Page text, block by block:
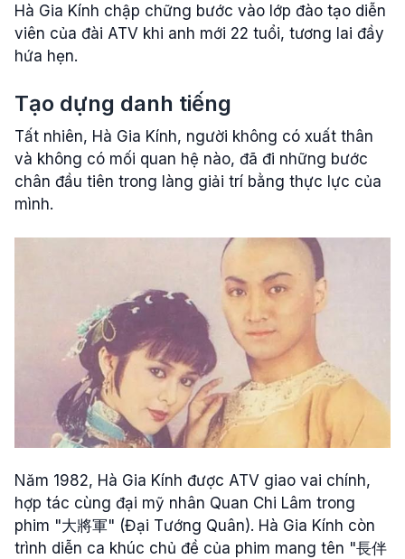
Hà Gia Kính chập chững bước vào lớp đào tạo diễn
viên của đài ATV khi anh mới 22 tuổi, tương lai đầy
hứa hẹn.
Tạo dựng danh tiếng
Tất nhiên, Hà Gia Kính, người không có xuất thân
và không có mối quan hệ nào, đã đi những bước
chân đầu tiên trong làng giải trí bằng thực lực của
mình.
Năm 1982, Hà Gia Kính được ATV giao vai chính,
hợp tác cùng đại mỹ nhân Quan Chi Lâm trong
phim "大將軍" (Đại Tướng Quân). Hà Gia Kính còn
trình diễn ca khúc chủ đề của phim mang tên "長伴